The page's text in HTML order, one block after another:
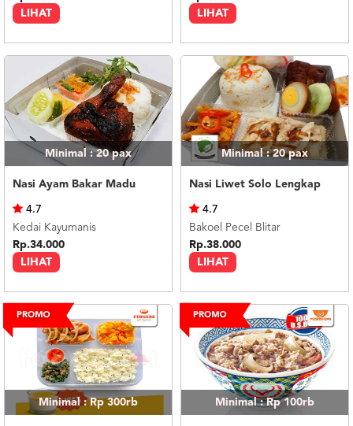
LIHAT LIHAT
Minimal : 20pax
Nasi Ayam Bakar Madu
LIHAT
4.7
Kedai Kayumanis
Rp.34.000
Minimal : 20pax
Nasi Liwet Solo Lengkap
LIHAT
4.7
Bakoel Pecel Blitar
Rp.38.000
Minimal : Rp 300rb Minimal : Rp 100rb